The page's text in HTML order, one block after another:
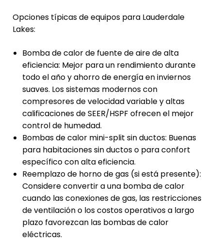
Opciones típicas de equipos para Lauderdale
Lakes:
Bomba de calor de fuente de aire de alta
eficiencia: Mejor para un rendimiento durante
todo el año y ahorro de energía en inviernos
suaves. Los sistemas modernos con
compresores de velocidad variable y altas
calificaciones de SEER/HSPF ofrecen el mejor
control de humedad.
Bombas de calor mini-split sin ductos: Buenas
para habitaciones sin ductos o para confort
específico con alta eficiencia.
Reemplazo de horno de gas (si está presente):
Considere convertir a una bomba de calor
cuando las conexiones de gas, las restricciones
de ventilación o los costos operativos a largo
plazo favorezcan las bombas de calor
eléctricas.